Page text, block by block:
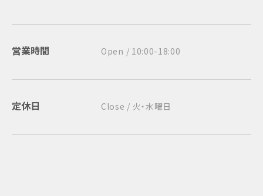
営業時間 Open / 10:00-18:00
定休日 Close / 火・水曜日